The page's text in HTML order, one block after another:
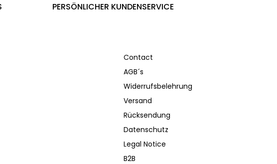
PERSÖNLICHER KUNDENSERVICE
Contact
AGB´s
Widerrufsbelehrung
Versand
Rücksendung
Datenschutz
Legal Notice
B2B